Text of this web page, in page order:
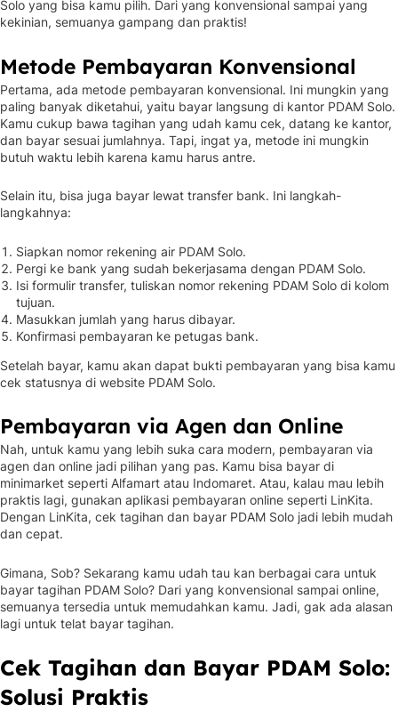
Solo yang bisa kamu pilih. Dari yang konvensional sampai yang
kekinian, semuanya gampang dan praktis!
Metode Pembayaran Konvensional
Pertama, ada metode pembayaran konvensional. Ini mungkin yang
paling banyak diketahui, yaitu bayar langsung di kantor PDAM Solo.
Kamu cukup bawa tagihan yang udah kamu cek, datang ke kantor,
dan bayar sesuai jumlahnya. Tapi, ingat ya, metode ini mungkin
butuh waktu lebih karena kamu harus antre.
Selain itu, bisa juga bayar lewat transfer bank. Ini langkah-
langkahnya:
Siapkan nomor rekening air PDAM Solo.
Pergi ke bank yang sudah bekerjasama dengan PDAM Solo.
Isi formulir transfer, tuliskan nomor rekening PDAM Solo di kolom
tujuan.
Masukkan jumlah yang harus dibayar.
Konfirmasi pembayaran ke petugas bank.
Setelah bayar, kamu akan dapat bukti pembayaran yang bisa kamu
cek statusnya di website PDAM Solo.
Pembayaran via Agen dan Online
Nah, untuk kamu yang lebih suka cara modern, pembayaran via
agen dan online jadi pilihan yang pas. Kamu bisa bayar di
minimarket seperti Alfamart atau Indomaret. Atau, kalau mau lebih
praktis lagi, gunakan aplikasi pembayaran online seperti LinKita.
Dengan LinKita, cek tagihan dan bayar PDAM Solo jadi lebih mudah
dan cepat.
Gimana, Sob? Sekarang kamu udah tau kan berbagai cara untuk
bayar tagihan PDAM Solo? Dari yang konvensional sampai online,
semuanya tersedia untuk memudahkan kamu. Jadi, gak ada alasan
lagi untuk telat bayar tagihan.
Cek Tagihan dan Bayar PDAM Solo:
Solusi Praktis